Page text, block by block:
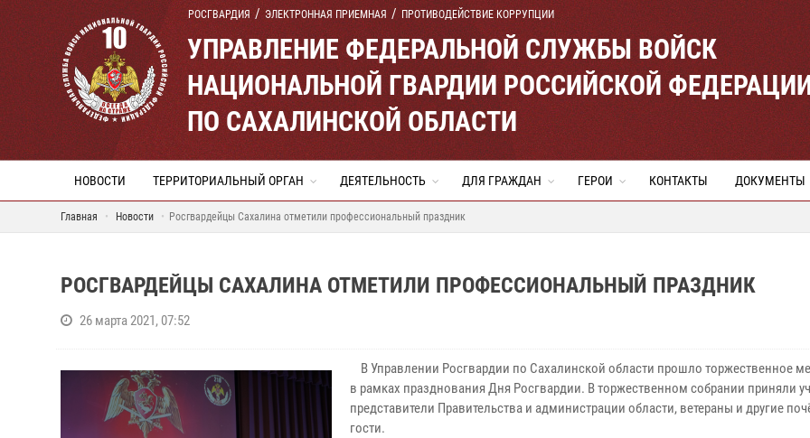
РОСГВАРДИЯ ЭЛЕКТРОННАЯ ПРИЕМНАЯ ПРОТИВОДЕЙСТВИЕ КОРРУПЦИИ
УПРАВЛЕНИЕ ФЕДЕРАЛЬНОЙ СЛУЖБЫ ВОЙСК
НАЦИОНАЛЬНОЙ ГВАРДИИ РОССИЙСКОЙ
ПО САХАЛИНСКОЙ ОБЛАСТИ
НОВОСТИ ТЕРРИТОРИАЛЬНЫЙ ОРГАН ДЕЯТЕЛЬНОСТЬ ДЛЯ ГРАЖДАН ГЕРОИ КОНТАКТЫ ДОКУМЕНТЫ
Главная Новости Росгвардейцы Сахалина отметили профессиональный праздник
РОСГВАРДЕЙЦЫ САХАЛИНА ОТМЕТИЛИ ПРОФЕССИОНАЛЬНЫЙ ПРАЗДНИК
26 марта 2021, 07:52
В Управлении Росгвардии по Сахалинской области прошло торжественное
в рамках празднования Дня Росгвардии. В торжественном собрании приняли
представители Правительства и администрации области, ветераны и другие
гости.